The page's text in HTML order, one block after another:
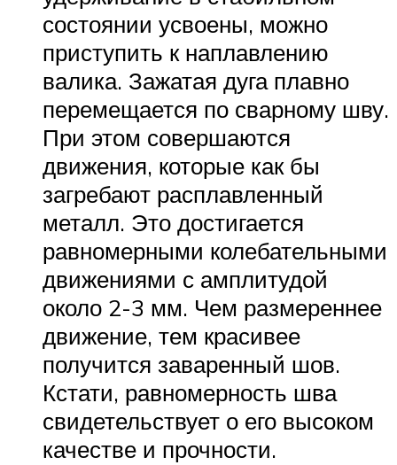
состоянии усвоены, можно
приступить к наплавлению
валика. Зажатая дуга плавно
перемещается по сварному шву.
При этом совершаются
движения, которые как бы
загребают расплавленный
металл. Это достигается
равномерными колебательными
движениями с амплитудой
около 2-3 мм. Чем размереннее
движение, тем красивее
получится заваренный шов.
Кстати, равномерность шва
свидетельствует о его высоком
качестве и прочности.